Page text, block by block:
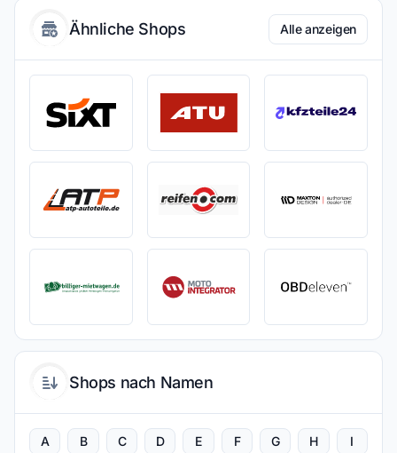
Ähnliche Shops Alle anzeigen
Shops nach Namen
A B C D E F G H I